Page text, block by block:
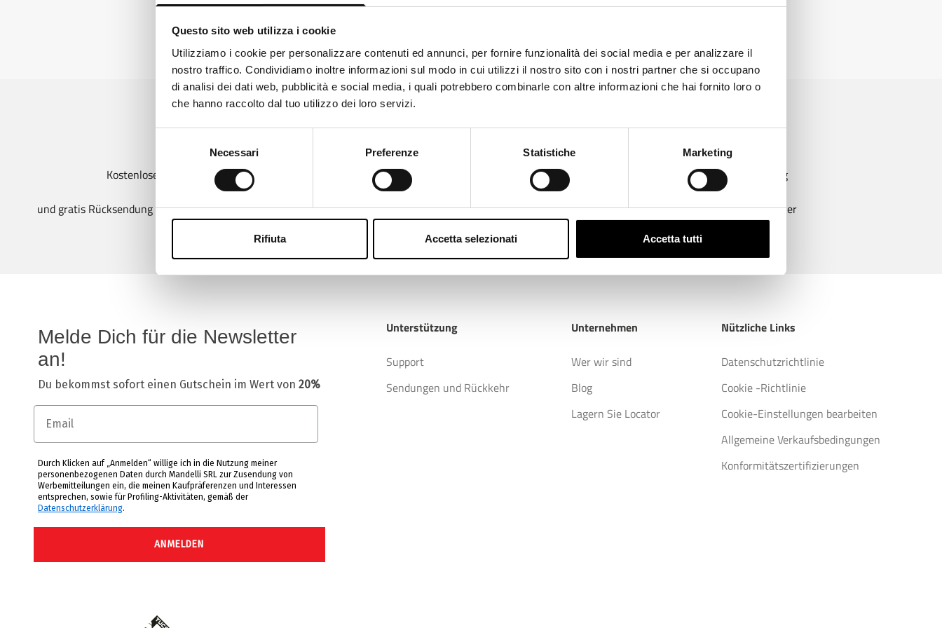
Questo sito web utilizza i cookie
Utilizziamo i cookie per personalizzare contenuti ed annunci, per fornire funzionalità dei social media e per analizzare il
nostro traffico. Condividiamo inoltre informazioni sul modo in cui utilizzi il nostro sito con i nostri partner che si occupano
di analisi dei dati web, pubblicità e social media, i quali potrebbero combinarle con altre informazioni che hai fornito loro o
che hanno raccolto dal tuo utilizzo dei loro servizi.
Necessari Preferenze Statistiche Marketing
Rifiuta Accetta selezionati Accetta tutti
Kostenloser Versand ab 99 €
und gratis Rücksendung bei Größenumtausch für Schuhe Wie können wir Ihnen helfen?
Zahlung
100% sicher
Melde Dich für die Newsletter
an!
Du bekommst sofort einen Gutschein im Wert von 20%
Email
Durch Klicken auf „Anmelden“ willige ich in die Nutzung meiner
personenbezogenen Daten durch Mandelli SRL zur Zusendung von
Werbemitteilungen ein, die meinen Kaufpräferenzen und Interessen
entsprechen, sowie für Profiling-Aktivitäten, gemäß der
Datenschutzerklärung.
ANMELDEN
Unterstützung
Support
Sendungen und Rückkehr
Unternehmen
Wer wir sind
Blog
Lagern Sie Locator
Nützliche Links
Datenschutzrichtlinie
Cookie -Richtlinie
Cookie-Einstellungen bearbeiten
Allgemeine Verkaufsbedingungen
Konformitätszertifizierungen
Looks likeItalianis more preferred for you. Change language?
Italian
Change